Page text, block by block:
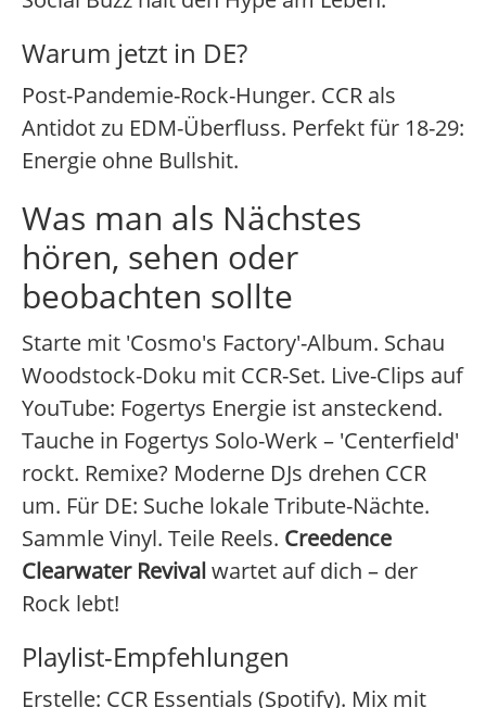
Warum jetzt in DE?
Post-Pandemie-Rock-Hunger. CCR als
Antidot zu EDM-Überfluss. Perfekt für 18-29:
Energie ohne Bullshit.
Was man als Nächstes
hören, sehen oder
beobachten sollte
Starte mit 'Cosmo's Factory'-Album. Schau
Woodstock-Doku mit CCR-Set. Live-Clips auf
YouTube: Fogertys Energie ist ansteckend.
Tauche in Fogertys Solo-Werk – 'Centerfield'
rockt. Remixe? Moderne DJs drehen CCR
um. Für DE: Suche lokale Tribute-Nächte.
Sammle Vinyl. Teile Reels. Creedence
Clearwater Revivalwartet auf dich – der
Rock lebt!
Playlist-Empfehlungen
Erstelle: CCR Essentials (Spotify). Mix mit